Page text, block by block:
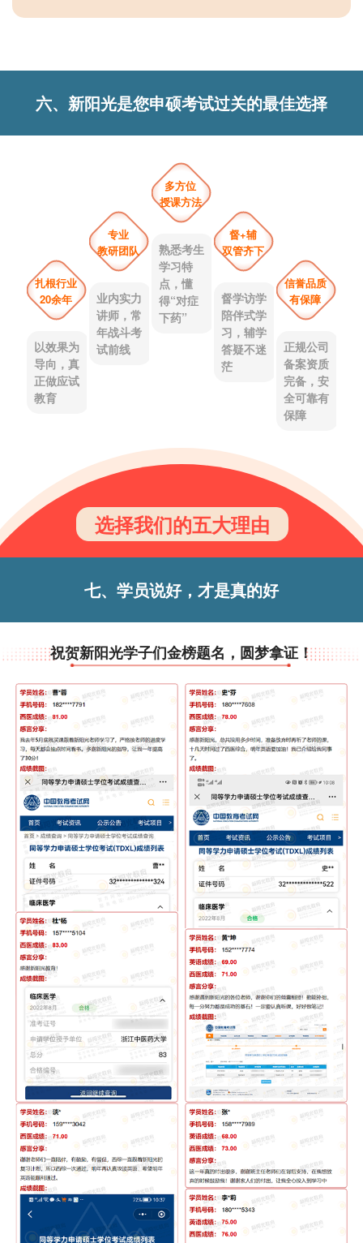
六、新阳光是您申硕考试过关的最佳选择
选择我们的五大理由
扎根行业
20余年
以效果为
导向，真
正做应试
教育
专业
教研团队
业内实力
讲师，常
年战斗考
试前线
多方位
授课方法
熟悉考生
学习特
点，懂
得“对症
下药”
督+辅
双管齐下
督学访学
陪伴式学
习，辅学
答疑不迷
茫
信誉品质
有保障
正规公司
备案资质
完备，安
全可靠有
保障
七、学员说好，才是真的好
祝贺新阳光学子们金榜题名，圆梦拿证！